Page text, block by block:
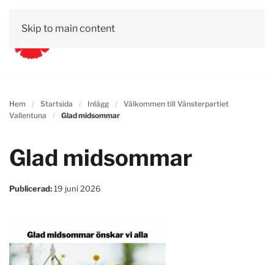
Skip to main content
Hem Startsida Inlägg
Välkommen till Vänsterpartiet
Vallentuna
Glad midsommar
Glad midsommar
Publicerad:19 juni 2026